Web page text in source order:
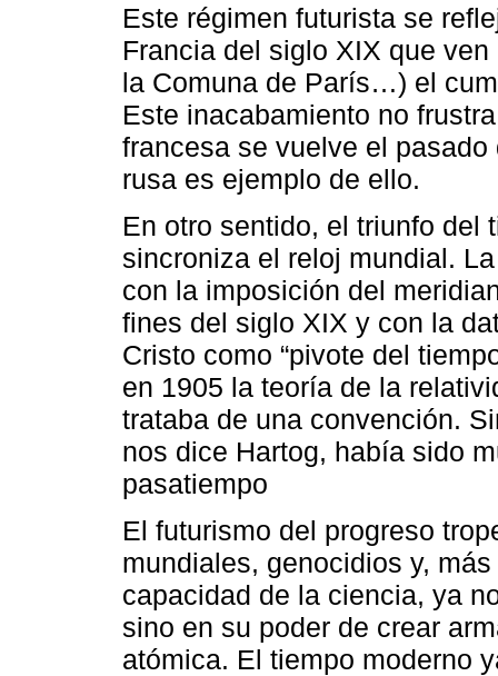
Este régimen futurista se
Francia del siglo XIX que
la Comuna de París…) el
Este inacabamiento no
francesa se vuelve el
rusa es ejemplo de ello.
En otro sentido, el triunfo del
sincroniza el reloj mundial.
con la imposición del
fines del siglo XIX y con la
Cristo como “pivote del
en 1905 la teoría de la
trataba de una convención.
nos dice Hartog, había sido
pasatiempo
El futurismo del progreso
mundiales, genocidios y,
capacidad de la ciencia, ya
sino en su poder de crear
atómica. El tiempo moderno